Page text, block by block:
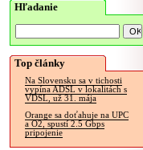
Hľadanie
Top články
Na Slovensku sa v tichosti
vypína ADSL v lokalitách s
VDSL, už 31. mája
Orange sa doťahuje na UPC
a O2, spustí 2.5 Gbps
pripojenie